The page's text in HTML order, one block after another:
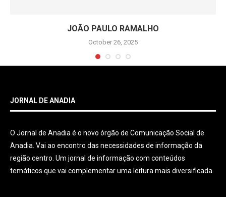
JOÃO PAULO RAMALHO
October 26, 2025
JORNAL DE ANADIA
O Jornal de Anadia é o novo órgão de Comunicação Social de
Anadia. Vai ao encontro das necessidades de informação da
região centro. Um jornal de informação com conteúdos
temáticos que vai complementar uma leitura mais diversificada.